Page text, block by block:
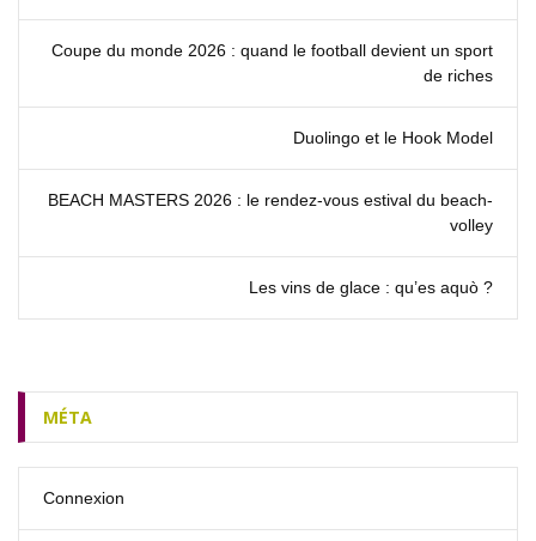
Coupe du monde 2026 : quand le football devient un sport
de riches
Duolingo et le Hook Model
BEACH MASTERS 2026 : le rendez‑vous estival du beach-
volley
Les vins de glace : qu’es aquò ?
MÉTA
Connexion